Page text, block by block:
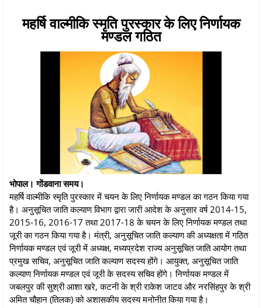
महर्षि वाल्मीकि स्मृति पुरस्कार के लिए निर्णायक
मण्डल गठित
भोपाल। गोंडवाना समय।
महर्षि वाल्मीकि स्मृति पुरस्कार में चयन के लिए निर्णायक मण्डल का गठन किया गया
है। अनुसूचित जाति कल्याण विभाग द्वारा जारी आदेश के अनुसार वर्ष 2014-15,
2015-16, 2016-17 तथा 2017-18 के चयन के लिए निर्णायक मण्डल तथा
जूरी का गठन किया गया है। मंत्री, अनुसूचित जाति कल्याण की अध्यक्षता में गठित
निर्णायक मण्डल एवं जूरी में अध्यक्ष, मध्यप्रदेश राज्य अनुसूचित जाति आयोग तथा
प्रमुख सचिव, अनुसूचित जाति कल्याण सदस्य होंगे। आयुक्त, अनुसूचित जाति
कल्याण निर्णायक मण्डल एवं जूरी के सदस्य सचिव होंगे। निर्णायक मण्डल में
जबलपुर की सुश्री आशा खरे, कटनी के श्री राकेश जाटव और नरसिंहपुर के श्री
अमित चौहान (तिलक) को अशासकीय सदस्य मनोनीत किया गया है।